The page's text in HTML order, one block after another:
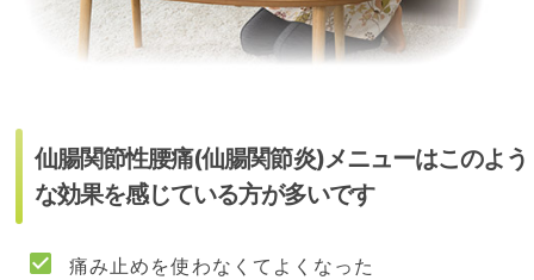
仙腸関節性腰痛(仙腸関節炎)メニューはこのよう
な効果を感じている方が多いです
痛み止めを使わなくてよくなった